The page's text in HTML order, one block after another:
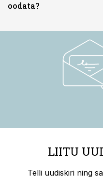
oodata?
LIITU
Telli uudiskiri ning